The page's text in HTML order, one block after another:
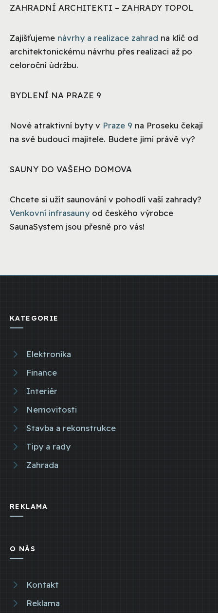
ZAHRADNÍ ARCHITEKTI – ZAHRADY TOPOL
Zajišťujeme návrhy a realizace zahrad na klíč od
architektonickému návrhu přes realizaci až po
celoroční údržbu.
BYDLENÍ NA PRAZE 9
Nové atraktivní byty v Praze 9 na Proseku čekají
na své budoucí majitele. Budete jimi právě vy?
SAUNY DO VAŠEHO DOMOVA
Chcete si užít saunování v pohodlí vaší zahrady?
Venkovní infrasauny od českého výrobce
SaunaSystem jsou přesně pro vás!
KATEGORIE
Elektronika
Finance
Interiér
Nemovitosti
Stavba a rekonstrukce
Tipy a rady
Zahrada
REKLAMA
O NÁS
Kontakt
Reklama